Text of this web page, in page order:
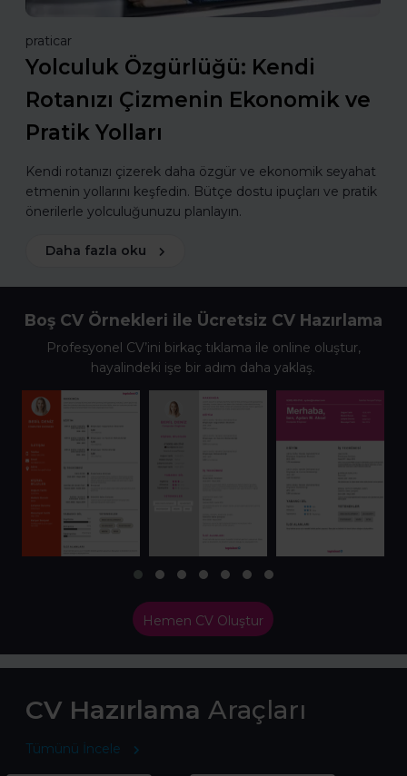
praticar
Yolculuk Özgürlüğü: Kendi
Rotanızı Çizmenin Ekonomik ve
Pratik Yolları
Kendi rotanızı çizerek daha özgür ve ekonomik seyahat
etmenin yollarını keşfedin. Bütçe dostu ipuçları ve pratik
önerilerle yolculuğunuzu planlayın.
Daha fazla oku
Boş CV Örnekleri ile Ücretsiz CV Hazırlama
Profesyonel CV’ini birkaç tıklama ile online oluştur,
hayalindeki işe bir adım daha yaklaş.
Hemen CV Oluştur
CV Hazırlama Araçları
Tümünü İncele